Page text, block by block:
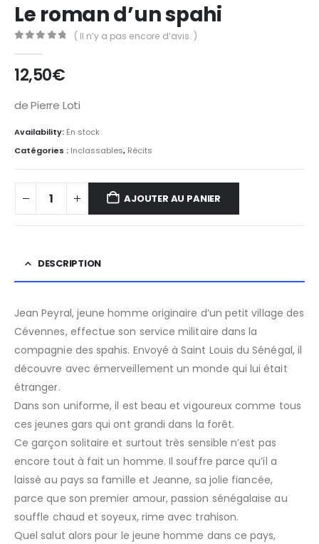
Le roman d’un spahi
( Il n’y a pas encore d’avis. )
12,50€
de Pierre Loti
Availability: En stock
Catégories : Inclassables, Récits
AJOUTER AU PANIER
DESCRIPTION
Jean Peyral, jeune homme originaire d’un petit village des
Cévennes, effectue son service militaire dans la
compagnie des spahis. Envoyé à Saint Louis du Sénégal, il
découvre avec émerveillement un monde qui lui était
étranger.
Dans son uniforme, il est beau et vigoureux comme tous
ces jeunes gars qui ont grandi dans la forêt.
Ce garçon solitaire et surtout très sensible n’est pas
encore tout à fait un homme. Il souffre parce qu’il a
laissé au pays sa famille et Jeanne, sa jolie fiancée,
parce que son premier amour, passion sénégalaise au
souffle chaud et soyeux, rime avec trahison.
Quel salut alors pour le jeune homme dans ce pays,